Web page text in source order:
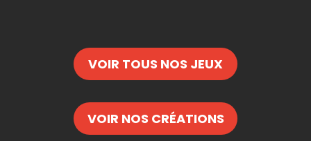
VOIR TOUS NOS JEUX
VOIR NOS CRÉATIONS